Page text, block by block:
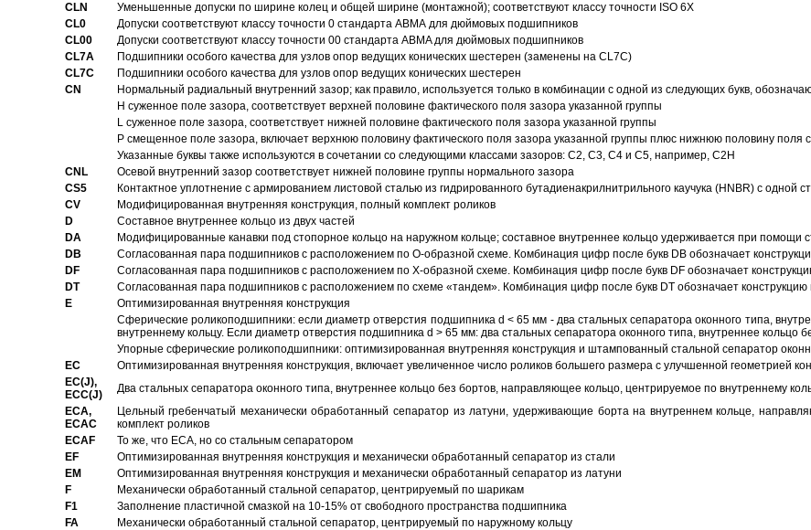
CLN
Уменьшенные допуски по ширине колец и общей ширине (монтажной); соответствуют классу точности ISO 6X
CL0
Допуски соответствуют классу точности 0 стандарта АВМА для дюймовых подшипников
CL00
Допуски соответствуют классу точности 00 стандарта ABMA для дюймовых подшипников
CL7A
Подшипники особого качества для узлов опор ведущих конических шестерен (заменены на CL7C)
CL7C
Подшипники особого качества для узлов опор ведущих конических шестерен
CN
Hормальный радиальный внутренний зазор; как правило, используется только в комбинации с одной из следующих букв,
H суженное поле зазора, соответствует верхней половине фактического поля зазора указанной группы
L суженное поле зазора, соответствует нижней половине фактического поля зазора указанной группы
P смещенное поле зазора, включает верхнюю половину фактического поля зазора указанной группы плюс нижнюю половину поля
Указанные буквы также используются в сочетании со следующими классами зазоров: С2, C3, С4 и С5, например, С2Н
CNL
Осевой внутренний зазор соответствует нижней половине группы нормального зазора
CS5
Контактное уплотнение с армированием листовой сталью из гидрированного бутадиенакрилнитрильного каучука (HNBR) с одной
CV
Модифицированная внутренняя конструкция, полный комплект роликов
D
Составное внутреннее кольцо из двух частей
DA
Модифицированные канавки под стопорное кольцо на наружном кольце; составное внутреннее кольцо удерживается при помощи
DB
Согласованная пара подшипников с расположением по О-образной схеме. Комбинация цифр после букв DB обозначает
DF
Согласованная пара подшипников с расположением по Х-образной схеме. Комбинация цифр после букв DF обозначает
DT
Согласованная пара подшипников с расположением по схеме «тандем». Комбинация цифр после букв DT обозначает конструкцию
E
Оптимизированная внутренняя конструкция
Сферические роликоподшипники: если диаметр отверстия подшипника d < 65 мм - два стальных сепаратора оконного типа,
внутреннему кольцу. Если диаметр отверстия подшипника d > 65 мм: два стальных сепаратора оконного типа, внутреннее
Упорные сферические роликоподшипники: оптимизированная внутренняя конструкция и штампованный стальной сепаратор
EC
Oптимизированная внутренняя конструкция, включает увеличенное число роликов большего размера с улучшенной геометрией
EC(J),
ECC(J)
Два стальных сепаратора оконного типа, внутреннее кольцо без бортов, направляющее кольцо, центрируемое по внутреннему
ECA,
ECAC
Цельный гребенчатый механически обработанный сепаратор из латуни, удерживающие борта на внутреннем кольце,
комплект роликов
ECAF
То же, что ECA, но со стальным сепаратором
EF
Оптимизированная внутренняя конструкция и механически обработанный сепаратор из стали
EM
Оптимизированная внутренняя конструкция и механически обработанный сепаратор из латуни
F
Механически обработанный стальной сепаратор, центрируемый по шарикам
F1
Заполнение пластичной смазкой на 10-15% от свободного пространства подшипника
FA
Механически обработанный стальной сепаратор, центрируемый по наружному кольцу